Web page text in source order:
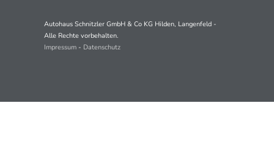
Autohaus Schnitzler GmbH & Co KG Hilden, Langenfeld -
Alle Rechte vorbehalten.
Impressum- Datenschutz